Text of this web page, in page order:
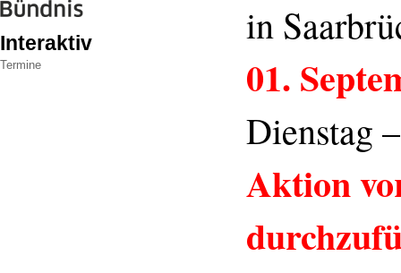
Interaktiv
Termine
in
01.
Dienstag
Aktion